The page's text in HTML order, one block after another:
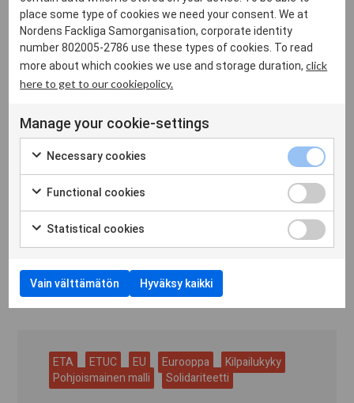
kysymyksistä, mutta myös jäsenjärjestöjen kannalta
merkittävistä yleisistä Eurooppa-asioista.
Eurooppa-työssämme on keskeistä tiedon välittäminen
merkityksestä pohjoismaisille yhteiskunnille ja alueen
kilpailukyvylle. Pohjoismaiden kannalta on tärkeää, että EU:n
säännöksissä jätetään työmarkkinaosapuolille mahdollisuus
ylläpitää ja kehittää asemaansa työmarkkinoilla.
Jos sinulla on kysyttävää Eurooppa-työstämme, voit ottaa
yhteyttä Eurooppa-asioita hoitavaan José Pérez
ETA ETUC EU Eurooppa
Kilpailukyky
Pohjoismainen malli
Solidariteetti
place some type of cookies we need your consent. We at
Nordens Fackliga Samorganisation, corporate identity
number 802005-2786 use these types of cookies. To read
more about which cookies we use and storage duration,click
here to get to our cookiepolicy.
Manage your cookie-settings
Necessary cookies
Functional cookies
Statistical cookies
Vain välttämätön Hyväksy kaikki